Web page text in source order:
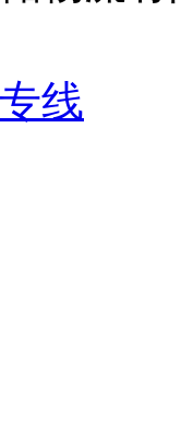
线